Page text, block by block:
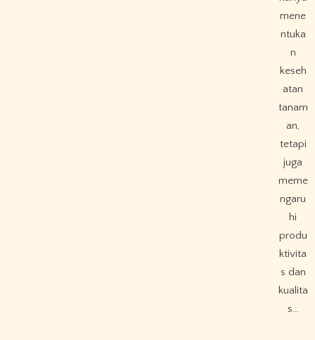
mene
ntuka
n
keseh
atan
tanam
an,
tetapi
juga
meme
ngaru
hi
produ
ktivita
s dan
kualita
s…